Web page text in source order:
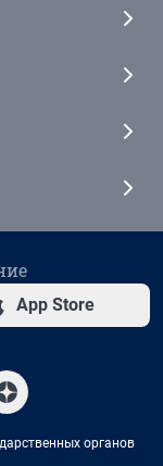
App Store
органов